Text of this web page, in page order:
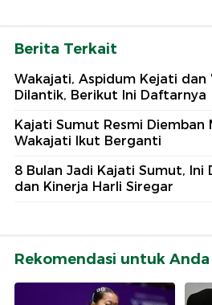
Berita Terkait
Wakajati, Aspidum Kejati dan
Dilantik, Berikut Ini Daftarnya
Kajati Sumut Resmi Diemban
Wakajati Ikut Berganti
8 Bulan Jadi Kajati Sumut, Ini
dan Kinerja Harli Siregar
Rekomendasi untuk Anda